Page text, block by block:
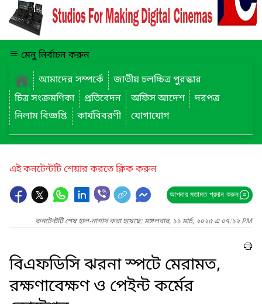
মেনু নির্বাচন করুন
আমাদের সম্পর্কে
জাতীয় চলচ্চিত্র পুরস্কার
চিত্র সংক্রমণিকা
প্রতিবেদন অফিস আদেশ
দরপত্র
নিলাম বিজ্ঞপ্তি
কার্যবিবরণী যোগাযোগ
এই কনটেন্টটি শেয়ার করতে ক্লিক করুন
আপনার মতামত প্রদান করুন
কনটেন্টটি শেষ হাল-নাগাদ করা হয়েছে: মঙ্গলবার, ১১ মার্চ, ২০২৫ এ ০৭:১২ PM
বিএফডিসি ঝরনা স্পটে মেরামত,
রক্ষণাবেক্ষণ ও পেইন্ট কর্মের